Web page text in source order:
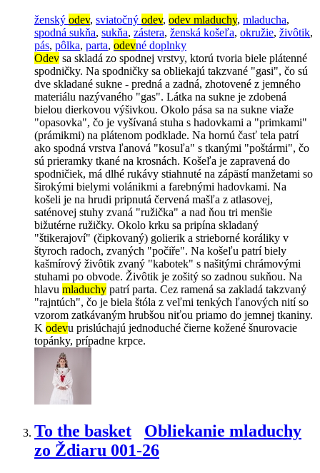
ženský odev, sviatočný odev, odev mladuchy, mladucha,
spodná sukňa, sukňa, zástera, ženská košeľa, okružie, živôtik,
pás, pôlka, parta, odevné doplnky
Odev sa skladá zo spodnej vrstvy, ktorú tvoria biele plátenné
spodničky. Na spodničky sa obliekajú takzvané "gasi", čo sú
dve skladané sukne - predná a zadná, zhotovené z jemného
materiálu nazývaného "gas". Látka na sukne je zdobená
bielou dierkovou výšivkou. Okolo pása sa na sukne viaže
"opasovka", čo je vyšívaná stuha s hadovkami a "primkami"
(prámikmi) na plátenom podklade. Na hornú časť tela patrí
ako spodná vrstva ľanová "kosuľa" s tkanými "poštármi", čo
sú prieramky tkané na krosnách. Košeľa je zapravená do
spodničiek, má dlhé rukávy stiahnuté na zápästí manžetami so
širokými bielymi volánikmi a farebnými hadovkami. Na
košeli je na hrudi pripnutá červená mašľa z atlasovej,
saténovej stuhy zvaná "ružička" a nad ňou tri menšie
bižutérne ružičky. Okolo krku sa pripína skladaný
"štikerajoví" (čipkovaný) golierik a strieborné koráliky v
štyroch radoch, zvaných "počiře". Na košeľu patrí biely
kašmírový živôtik zvaný "kabotek" s našitými chrámovými
stuhami po obvode. Živôtik je zošitý so zadnou sukňou. Na
hlavu mladuchy patrí parta. Cez ramená sa zakladá takzvaný
"rajntúch", čo je biela štóla z veľmi tenkých ľanových nití so
vzorom zatkávaným hrubšou niťou priamo do jemnej tkaniny.
K odevu prislúchajú jednoduché čierne kožené šnurovacie
topánky, prípadne krpce.
To the basket
Obliekanie mladuchy
zo Ždiaru 001-26